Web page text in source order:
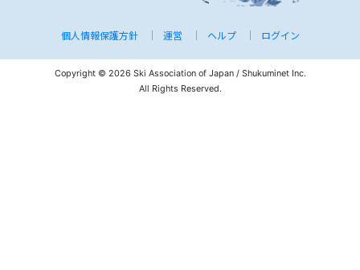
個人情報保護方針 運営 ヘルプ ログイン
Copyright © 2026 Ski Association of Japan / Shukuminet Inc.
All Rights Reserved.